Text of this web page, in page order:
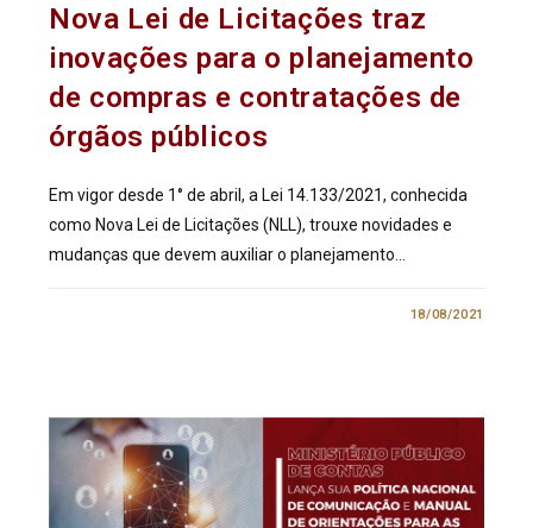
Nova Lei de Licitações traz
inovações para o planejamento
de compras e contratações de
órgãos públicos
Em vigor desde 1° de abril, a Lei 14.133/2021, conhecida
como Nova Lei de Licitações (NLL), trouxe novidades e
mudanças que devem auxiliar o planejamento…
18/08/2021